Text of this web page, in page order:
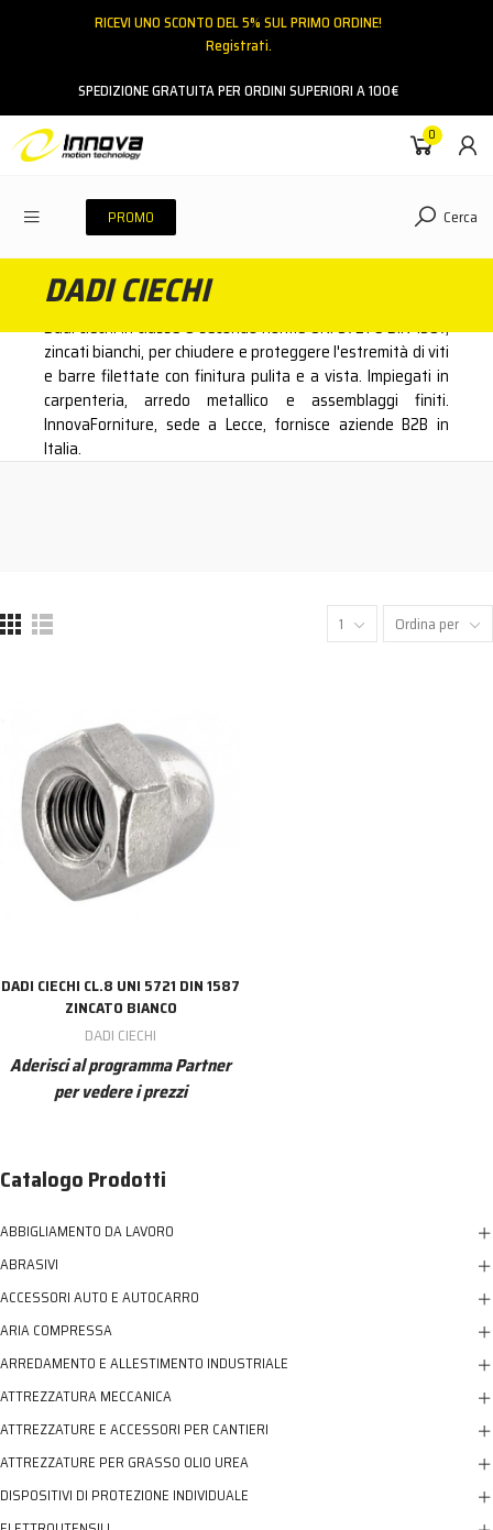
RICEVI UNO SCONTO DEL 5% SUL PRIMO ORDINE!
Registrati.
SPEDIZIONE GRATUITA PER ORDINI SUPERIORI A 100€
0
PROMO Cerca
DADI CIECHI
Dadi ciechi in classe 8 secondo norme UNI 5721 e DIN 1587,
zincati bianchi, per chiudere e proteggere l'estremità di viti
e barre filettate con finitura pulita e a vista. Impiegati in
carpenteria, arredo metallico e assemblaggi finiti.
InnovaForniture, sede a Lecce, fornisce aziende B2B in
Italia.
1 Ordina per
DADI CIECHI CL.8 UNI 5721 DIN 1587
ZINCATO BIANCO
DADI CIECHI
Aderisci al programma Partner
per vedere i prezzi
Catalogo Prodotti
ABBIGLIAMENTO DA LAVORO
ABRASIVI
ACCESSORI AUTO E AUTOCARRO
ARIA COMPRESSA
ARREDAMENTO E ALLESTIMENTO INDUSTRIALE
ATTREZZATURA MECCANICA
ATTREZZATURE E ACCESSORI PER CANTIERI
ATTREZZATURE PER GRASSO OLIO UREA
DISPOSITIVI DI PROTEZIONE INDIVIDUALE
ACCEDI
Hai dimenticato la password?
NESSUN ACCOUNT CREA UN NUOVO ACCOUNT
Contattaci